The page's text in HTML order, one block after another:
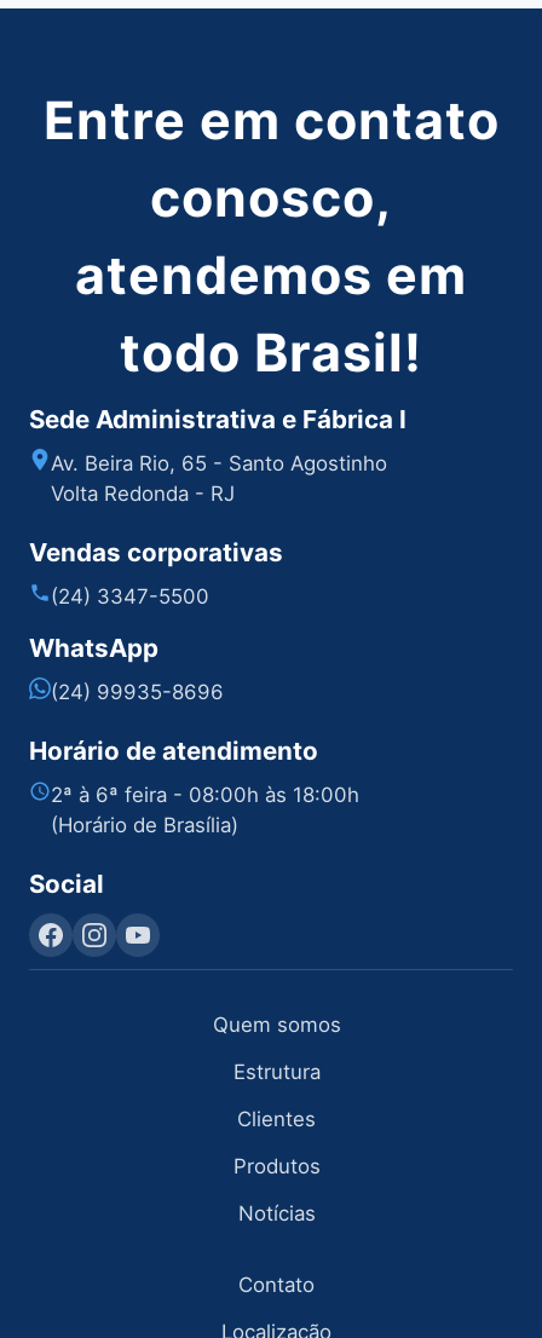
Entre em contato
conosco,
atendemos em
todo Brasil!
Sede Administrativa e Fábrica I
Av. Beira Rio, 65 - Santo Agostinho
Volta Redonda - RJ
Vendas corporativas
(24) 3347-5500
WhatsApp
(24) 99935-8696
Horário de atendimento
2ª à 6ª feira - 08:00h às 18:00h
(Horário de Brasília)
Social
Quem somos
Estrutura
Clientes
Produtos
Notícias
Contato
Localização